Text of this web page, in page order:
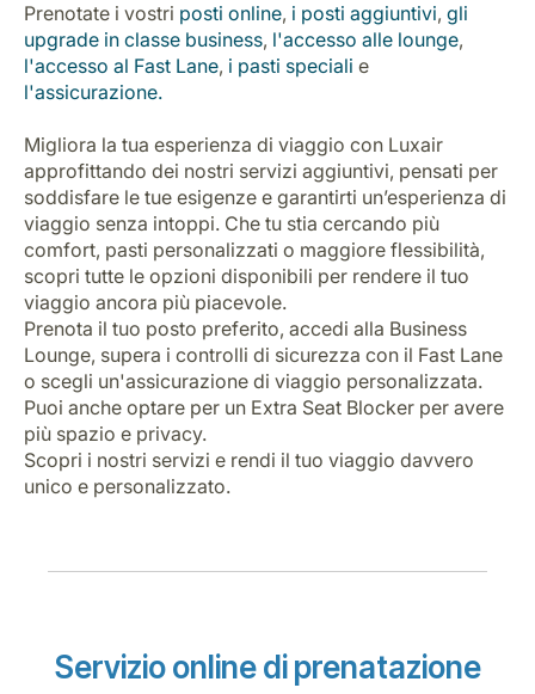
Prenotate i vostri posti online, i posti aggiuntivi, gli
upgrade in classe business, l'accesso alle lounge,
l'accesso al Fast Lane, i pasti speciali e
l'assicurazione.
Migliora la tua esperienza di viaggio con Luxair
approfittando dei nostri servizi aggiuntivi, pensati per
soddisfare le tue esigenze e garantirti un’esperienza di
viaggio senza intoppi. Che tu stia cercando più
comfort, pasti personalizzati o maggiore flessibilità,
scopri tutte le opzioni disponibili per rendere il tuo
viaggio ancora più piacevole.
Prenota il tuo posto preferito, accedi alla Business
Lounge, supera i controlli di sicurezza con il Fast Lane
o scegli un'assicurazione di viaggio personalizzata.
Puoi anche optare per un Extra Seat Blocker per avere
più spazio e privacy.
Scopri i nostri servizi e rendi il tuo viaggio davvero
unico e personalizzato.
Servizio online di prenatazione